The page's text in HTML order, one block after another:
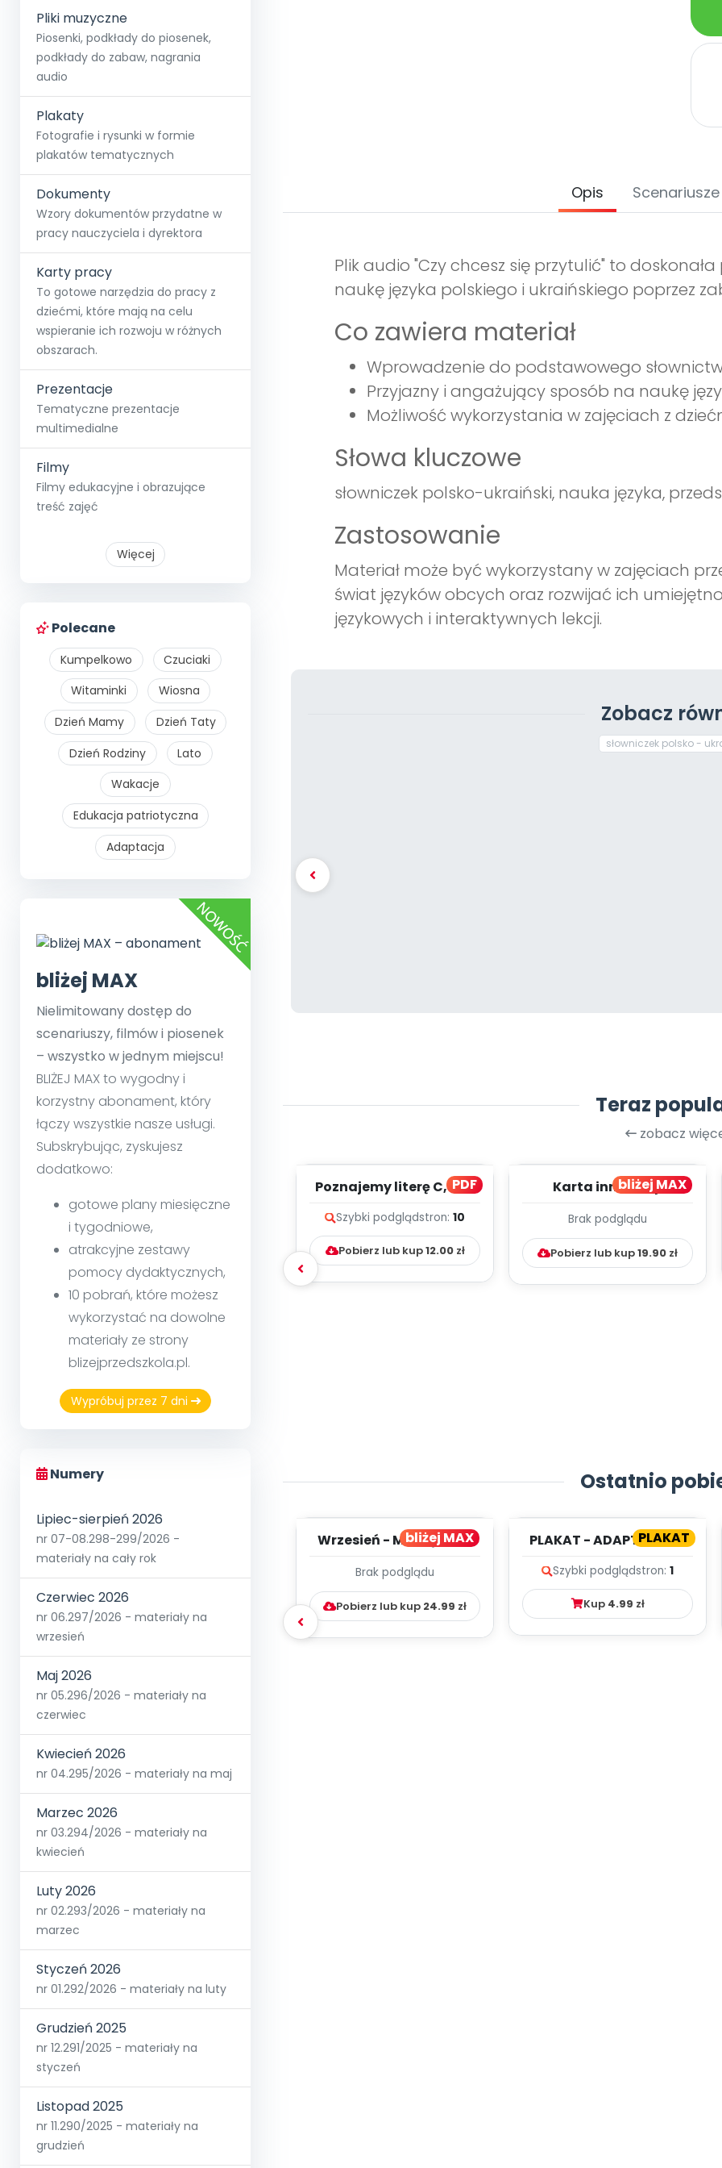
Pliki muzyczne
Piosenki, podkłady do piosenek,
podkłady do zabaw, nagrania
audio
Plakaty
Fotografie i rysunki w formie
plakatów tematycznych
Dokumenty
Wzory dokumentów przydatne w
pracy nauczyciela i dyrektora
Karty pracy
To gotowe narzędzia do pracy z
dziećmi, które mają na celu
wspieranie ich rozwoju w różnych
obszarach.
Prezentacje
Tematyczne prezentacje
multimedialne
Filmy
Filmy edukacyjne i obrazujące
treść zajęć
Więcej
Polecane
Kumpelkowo
Czuciaki
Witaminki
Wiosna
Dzień Mamy
Dzień Taty
Dzień Rodziny
Lato
Wakacje
Edukacja patriotyczna
Adaptacja
bliżej MAX
Nielimitowany dostęp do
scenariuszy, filmów i piosenek
– wszystko w jednym miejscu!
BLIŻEJ MAX to wygodny i
korzystny abonament, który
łączy wszystkie nasze usługi.
Subskrybując, zyskujesz
dodatkowo:
gotowe plany miesięczne
i tygodniowe,
atrakcyjne zestawy
pomocy dydaktycznych,
10 pobrań, które możesz
wykorzystać na dowolne
materiały ze strony
blizejprzedszkola.pl.
Wypróbuj przez 7 dni
Numery
Lipiec-sierpień 2026
nr 07-08.298-299/2026 -
materiały na cały rok
Czerwiec 2026
nr 06.297/2026 - materiały na
wrzesień
Maj 2026
nr 05.296/2026 - materiały na
czerwiec
Kwiecień 2026
nr 04.295/2026 - materiały na maj
Marzec 2026
nr 03.294/2026 - materiały na
kwiecień
Luty 2026
nr 02.293/2026 - materiały na
marzec
Styczeń 2026
nr 01.292/2026 - materiały na luty
Grudzień 2025
nr 12.291/2025 - materiały na
styczeń
Listopad 2025
nr 11.290/2025 - materiały na
grudzień
Opis
Plik audio "Czy chcesz się przytulić" to
naukę języka polskiego i ukraińskiego poprzez
Co zawiera materiał
Wprowadzenie do podstawowego
Przyjazny i angażujący sposób na naukę
Możliwość wykorzystania w zajęciach z
Słowa kluczowe
słowniczek polsko-ukraiński, nauka języka,
Zastosowanie
Materiał może być wykorzystany w zajęciach
świat języków obcych oraz rozwijać ich
językowych i interaktywnych lekcji.
Zobacz
słowniczek polsko -
Teraz
zobacz
PDF
Poznajemy literę C, cz. 1
Szybki podglądstron: 10
Pobierz lub kup12.00zł
bliżej MAX
Karta innowacji
Kumpelkowo
Brak podglądu
Pobierz lub kup19.90 zł
Ostatnio
bliżej MAX
Wrzesień - MIESIĘCZNY
WYCHOWAWCZO –
DYDAKTYC...
Brak podglądu
Pobierz lub kup 24.99 zł
PLAKAT
PLAKAT - ADAPTACJA -
Szybki podglądstron: 1
Kup 4.99 zł